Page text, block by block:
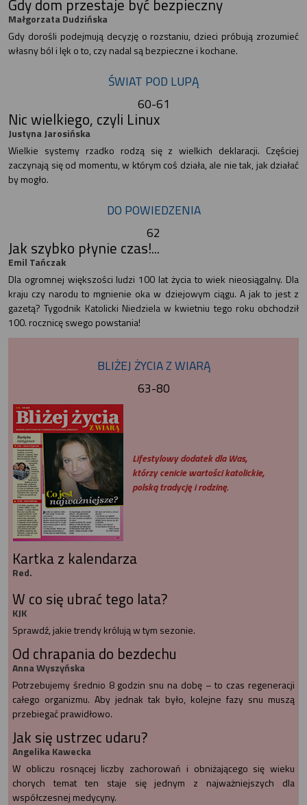
Gdy dom przestaje być bezpieczny
Małgorzata Dudzińska
Gdy dorośli podejmują decyzję o rozstaniu, dzieci próbują zrozumieć
własny ból i lęk o to, czy nadal są bezpieczne i kochane.
ŚWIAT POD LUPĄ
60-61
Nic wielkiego, czyli Linux
Justyna Jarosińska
Wielkie systemy rzadko rodzą się z wielkich deklaracji. Częściej
zaczynają się od momentu, w którym coś działa, ale nie tak, jak działać
by mogło.
DO POWIEDZENIA
62
Jak szybko płynie czas!...
Emil Tańczak
Dla ogromnej większości ludzi 100 lat życia to wiek nieosiągalny. Dla
kraju czy narodu to mgnienie oka w dziejowym ciągu. A jak to jest z
gazetą? Tygodnik Katolicki Niedziela w kwietniu tego roku obchodził
100. rocznicę swego powstania!
BLIŻEJ ŻYCIA Z WIARĄ
63-80
Lifestylowy dodatek dla Was,
którzy cenicie wartości katolickie,
polską tradycję i rodzinę.
Kartka z kalendarza
Red.
W co się ubrać tego lata?
KJK
Sprawdź, jakie trendy królują w tym sezonie.
Od chrapania do bezdechu
Anna Wyszyńska
Potrzebujemy średnio 8 godzin snu na dobę – to czas regeneracji
całego organizmu. Aby jednak tak było, kolejne fazy snu muszą
przebiegać prawidłowo.
Jak się ustrzec udaru?
Angelika Kawecka
W obliczu rosnącej liczby zachorowań i obniżającego się wieku
chorych temat ten staje się jednym z najważniejszych dla
współczesnej medycyny.